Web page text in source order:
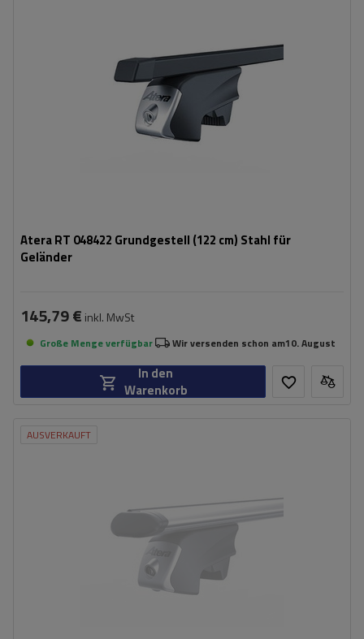
Atera RT 048422 Grundgestell (122 cm) Stahl für
Geländer
145,79 € inkl. MwSt
Große Menge verfügbar Wir versenden schon am10. August
In den
Warenkorb
AUSVERKAUFT